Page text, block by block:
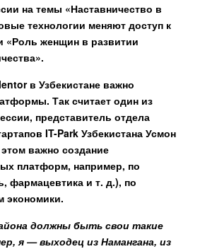
на темы «Наставничество в
технологии меняют доступ к
«Роль женщин в развитии
.
в Узбекистане важно
Так считает один из
представитель отдела
IT-Park Узбекистана Усмон
важно создание
платформ, например, по
фармацевтика и т. д.), по
экономики.
должны быть свои такие
я —выходец из Намангана, из